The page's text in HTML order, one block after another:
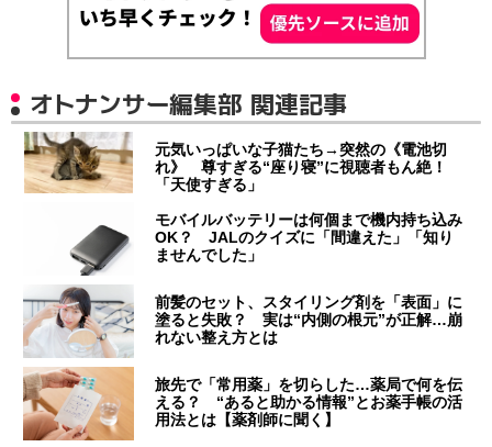
オトナンサー編集部 関連記事
元気いっぱいな子猫たち→突然の《電池切
れ》 尊すぎる“座り寝”に視聴者もん絶！
「天使すぎる」
モバイルバッテリーは何個まで機内持ち込み
OK？ JALのクイズに「間違えた」「知り
ませんでした」
前髪のセット、スタイリング剤を「表面」に
塗ると失敗？ 実は“内側の根元”が正解…崩
れない整え方とは
旅先で「常用薬」を切らした…薬局で何を伝
える？ “あると助かる情報”とお薬手帳の活
用法とは【薬剤師に聞く】